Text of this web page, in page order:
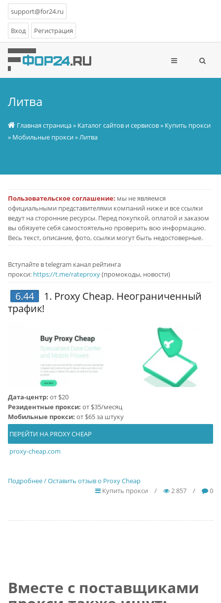
support@for24.ru
Вход Регистрация
Литва
Главная страница» Каталог сайтов и сервисов» Купить прокси
» Мобильные прокси» Литва
Пользовательское соглашение: мы не являемся
официальными представителями компаний ниже и все ссылки
ведут на сторонние ресурсы. Перед покупкой, оплатой и заказом
вы обязуете себя самостоятельно проверить всю информацию.
Весь текст, описание, фото, ссылки могут быть недостоверные.
Вступайте в telegram канал рейтинга
прокси: https://t.me/rateproxy(промокоды, новости)
6.44 1. Proxy Cheap. Неограниченный
трафик!
Дата-центр: от $20
Резидентные прокси: от $35/месяц
Мобильные прокси: от $65 за штуку
ПЕРЕЙТИ НА PROXY CHEAP
proxy-cheap.com
Подробнее / Оставить отзыв о Proxy Cheap
Купить прокси
/ 2 857 / 0
Вместе с поставщиками